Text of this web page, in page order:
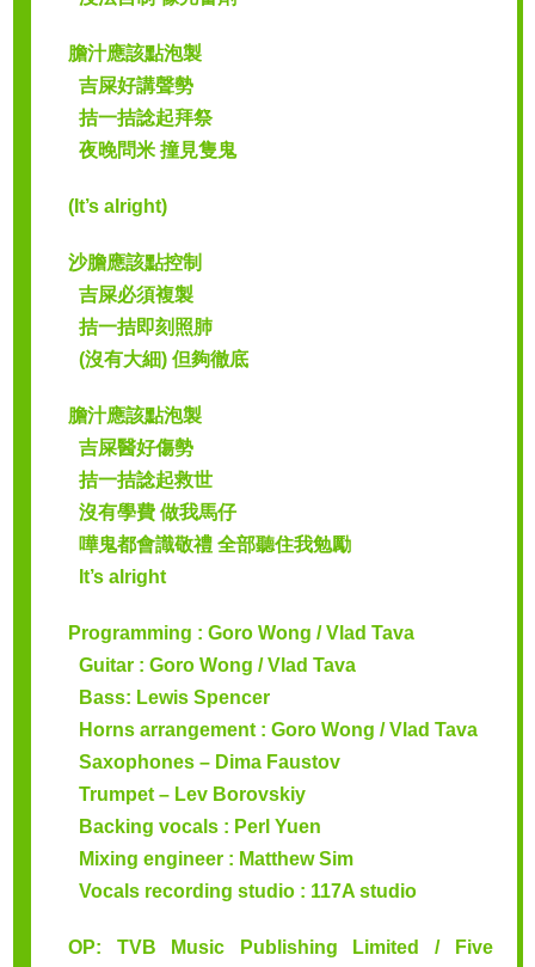
膽汁應該點泡製
吉屎好講聲勢
拮一拮諗起拜祭
夜晚問米 撞見隻鬼
(It’s alright)
沙膽應該點控制
吉屎必須複製
拮一拮即刻照肺
(沒有大細) 但夠徹底
膽汁應該點泡製
吉屎醫好傷勢
拮一拮諗起救世
沒有學費 做我馬仔
嘩鬼都會識敬禮 全部聽住我勉勵
It’s alright
Programming : Goro Wong / Vlad Tava
Guitar : Goro Wong / Vlad Tava
Bass: Lewis Spencer
Horns arrangement : Goro Wong / Vlad Tava
Saxophones – Dima Faustov
Trumpet – Lev Borovskiy
Backing vocals : Perl Yuen
Mixing engineer : Matthew Sim
Vocals recording studio : 117A studio
OP: TVB Music Publishing Limited / Five